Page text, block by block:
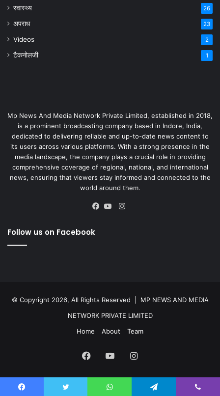
स्वास्थ्य 26
अपराध 23
Videos 2
टैकनोलजी 1
Mp News And Media Network Private Limited, established in 2018,
is a prominent broadcasting company based in Indore, India,
dedicated to delivering reliable and up-to-date news content to
its users across various platforms. With a strong presence in the
media landscape, the company plays a crucial role in providing
comprehensive coverage of regional, national, and international
news, ensuring that viewers stay informed and connected to the
world around them.
Instagram
Follow us on Facebook
© Copyright 2026, All Rights Reserved | MP NEWS AND MEDIA
NETWORK PRIVATE LIMITED
Home
About Team
Facebook
YouTubeInstagram